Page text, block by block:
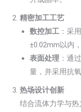
精密加工工艺
数控加工 ：采
±0.02mm以内
表面处理 ：通
量，并采用抗
热场设计创新
结合流体力学与